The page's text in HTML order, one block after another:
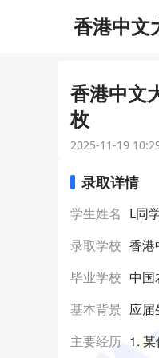
香港中文
香港中文
枚
2025-11-19
录取详情
学生姓名 L同
录取学校 香港
毕业学校 中国
基本背景 应届
主要经历 1.